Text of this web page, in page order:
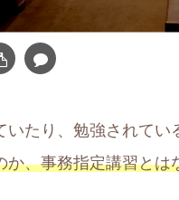
いたり、勉強されてい
か、事務指定講習とは